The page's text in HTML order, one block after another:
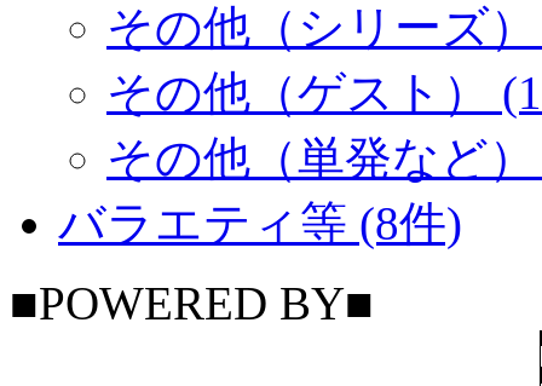
その他（シリーズ
その他（ゲスト）
その他（単発など
バラエティ等 (8件)
■POWERED BY■